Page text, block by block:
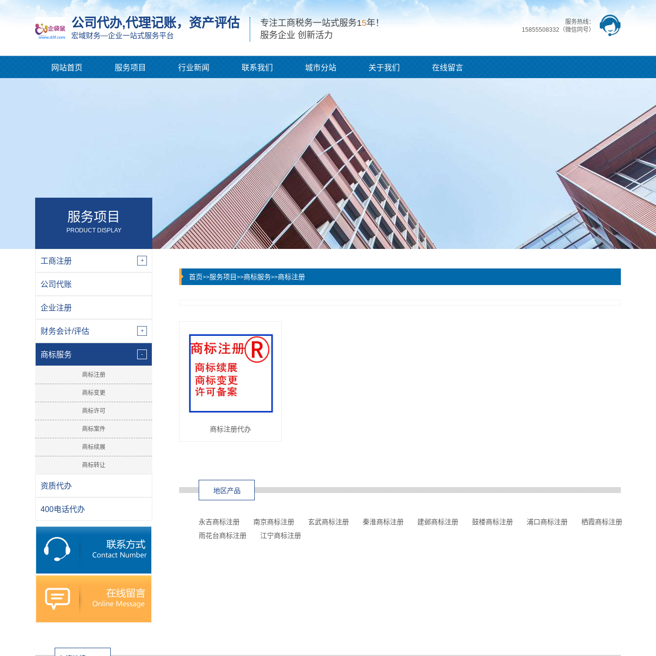
公司代办,代理记账，资产评估
宏域财务—企业一站式服务平台
专注工商税务一站式服务15年！
服务企业 创新活力
服务热线：
15855508332（微信同号）
网站首页 服务项目 行业新闻 联系我们 城市分站 关于我们 在线留言
服务项目
PRODUCT DISPLAY
工商注册
公司代账
企业注册
财务会计/评估
商标服务
商标注册
商标变更
商标许可
商标案件
商标续展
商标转让
资质代办
400电话代办
首页>>服务项目 >>商标服务>>商标注册
商标注册代办
地区产品
永吉商标注册 南京商标注册 玄武商标注册 秦淮商标注册 建邺商标注册 鼓楼商标注册 浦口商标注册
栖霞商标注册
雨花台商标注册
江宁商标注册